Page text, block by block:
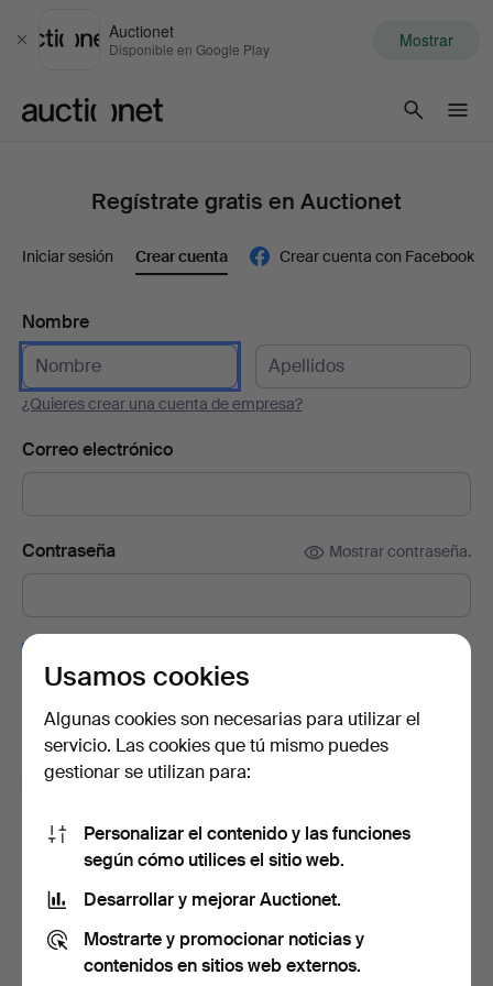
Cerrar
Auctionet
Disponible en Google Play Mostrar
Regístrate gratis en Auctionet
Iniciar sesión Crear cuenta Crear cuenta con Facebook
Nombre
¿Quieres crear una cuenta de empresa?
Correo electrónico
Contraseña Mostrar contraseña.
En ella encontrarás consejos de nuestros expertos, lotes
seleccionados e inspiración. Y si cambias de opinión, puedes
darte de baja muy fácilmente.
Soy mayor de 18 años y acepto los
de privacidad.
Crear cuenta
Usamos cookies
Algunas cookies son necesarias para utilizar el
servicio. Las cookies que tú mismo puedes
gestionar se utilizan para:
Personalizar el contenido y las funciones
según cómo utilices el sitio web.
Desarrollar y mejorar Auctionet.
Mostrarte y promocionar noticias y
contenidos en sitios web externos.